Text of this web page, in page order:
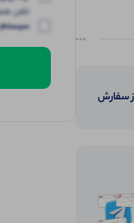
سفارش
تلفن